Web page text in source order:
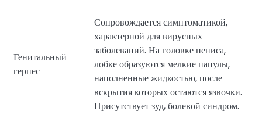
Генитальный
герпес
Сопровождается симптоматикой,
характерной для вирусных
заболеваний. На головке пениса,
лобке образуются мелкие папулы,
наполненные жидкостью, после
вскрытия которых остаются язвочки.
Присутствует зуд, болевой синдром.